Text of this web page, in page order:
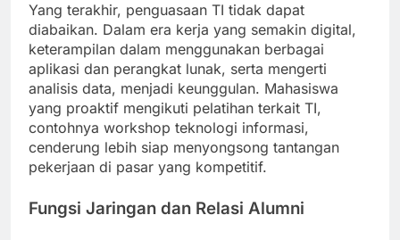
Yang terakhir, penguasaan TI tidak dapat
diabaikan. Dalam era kerja yang semakin digital,
keterampilan dalam menggunakan berbagai
aplikasi dan perangkat lunak, serta mengerti
analisis data, menjadi keunggulan. Mahasiswa
yang proaktif mengikuti pelatihan terkait TI,
contohnya workshop teknologi informasi,
cenderung lebih siap menyongsong tantangan
pekerjaan di pasar yang kompetitif.
Fungsi Jaringan dan Relasi Alumni